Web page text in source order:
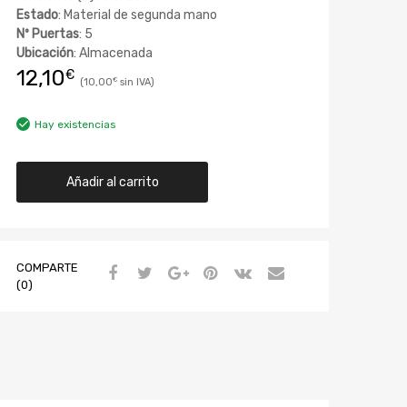
Estado: Material de segunda mano
Nº Puertas: 5
Ubicación: Almacenada
12,10€ 10,00€
Hay existencias
Añadir al carrito
COMPARTE
(0)